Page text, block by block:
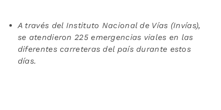
A través del Instituto Nacional de Vías (Invías),
se atendieron 225 emergencias viales en las
diferentes carreteras del paísdurante estos
días.